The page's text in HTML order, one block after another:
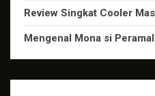
Review Singkat Cooler
Mengenal Mona si